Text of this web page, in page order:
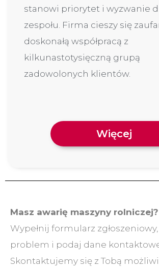
stanowi priorytet i wyzwanie
zespołu. Firma cieszy się
doskonałą współpracą z
kilkunastotysięczną grupą
zadowolonych klientów.
Więcej
Masz awarię maszyny rolniczej?
Wypełnij formularz
problem i podaj dane
Skontaktujemy się z Tobą